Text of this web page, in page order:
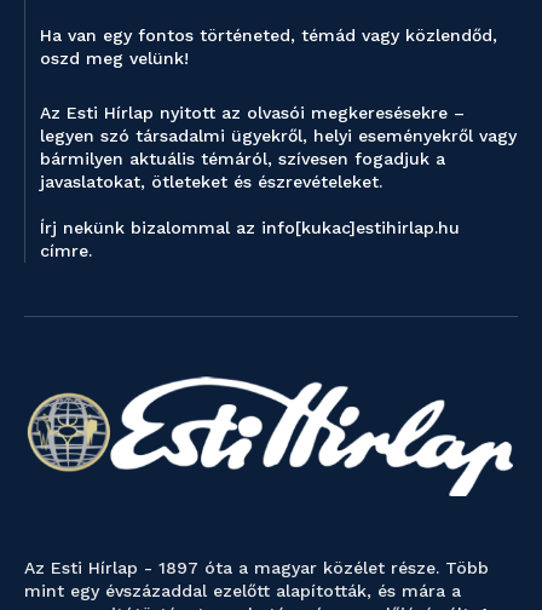
Ha van egy fontos történeted, témád vagy közlendőd,
oszd meg velünk!
Az Esti Hírlap nyitott az olvasói megkeresésekre –
legyen szó társadalmi ügyekről, helyi eseményekről vagy
bármilyen aktuális témáról, szívesen fogadjuk a
javaslatokat, ötleteket és észrevételeket.
Írj nekünk bizalommal az info[kukac]estihirlap.hu
címre.
Az Esti Hírlap - 1897 óta a magyar közélet része. Több
mint egy évszázaddal ezelőtt alapították, és mára a